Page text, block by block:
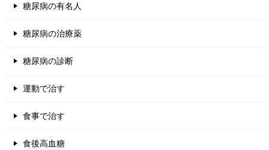
糖尿病の有名人
糖尿病の治療薬
糖尿病の診断
運動で治す
食事で治す
食後高血糖